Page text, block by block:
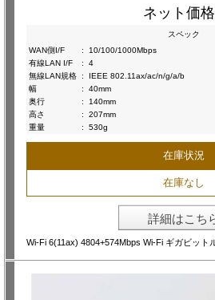
ネット価格
スペック
WAN側I/F
:
10/100/1000Mbps
有線LAN I/F
:
4
無線LAN規格 :
IEEE 802.11ax/ac/n/g/a/b
幅
:
40mm
奥行
:
140mm
高さ
:
207mm
重量
: 530g
在庫状況
在庫なし
詳細はこち
Wi-Fi 6(11ax) 4804+574Mbps Wi-Fi ギガビット